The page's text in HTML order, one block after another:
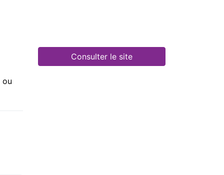
ou
Consulter le site